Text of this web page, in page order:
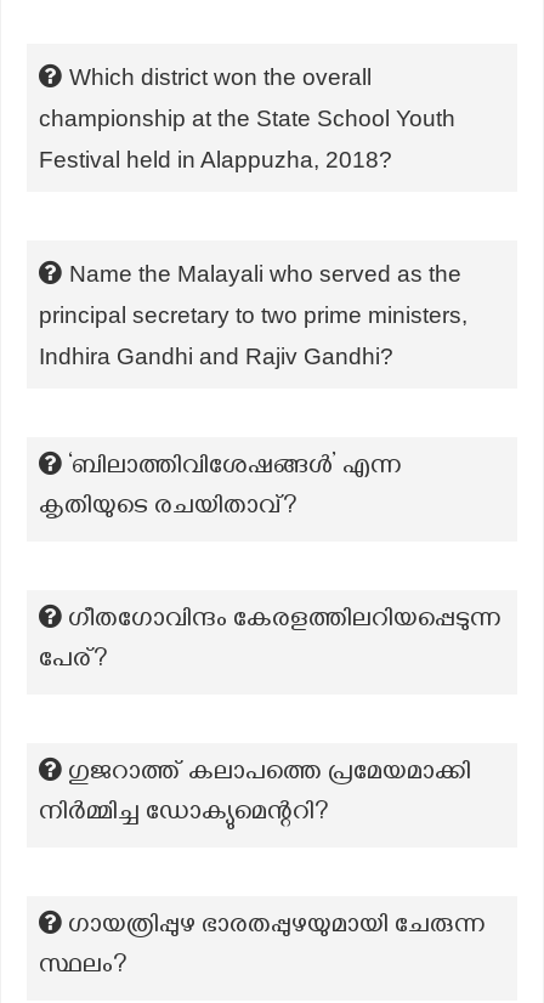
Which district won the overall
championship at the State School Youth
Festival held in Alappuzha, 2018?
Name the Malayali who served as the
principal secretary to two prime ministers,
Indhira Gandhi and Rajiv Gandhi?
‘ബിലാത്തിവിശേഷങ്ങൾ’ എന്ന
കൃതിയുടെ രചയിതാവ്?
ഗീതഗോവിന്ദം കേരളത്തിലറിയപ്പെടുന്ന
പേര്?
ഗുജറാത്ത് കലാപത്തെ പ്രമേയമാക്കി
നിർമ്മിച്ച ഡോക്യുമെന്ററി?
ഗായത്രിപ്പുഴ ഭാരതപ്പുഴയുമായി ചേരുന്ന
സ്ഥലം?